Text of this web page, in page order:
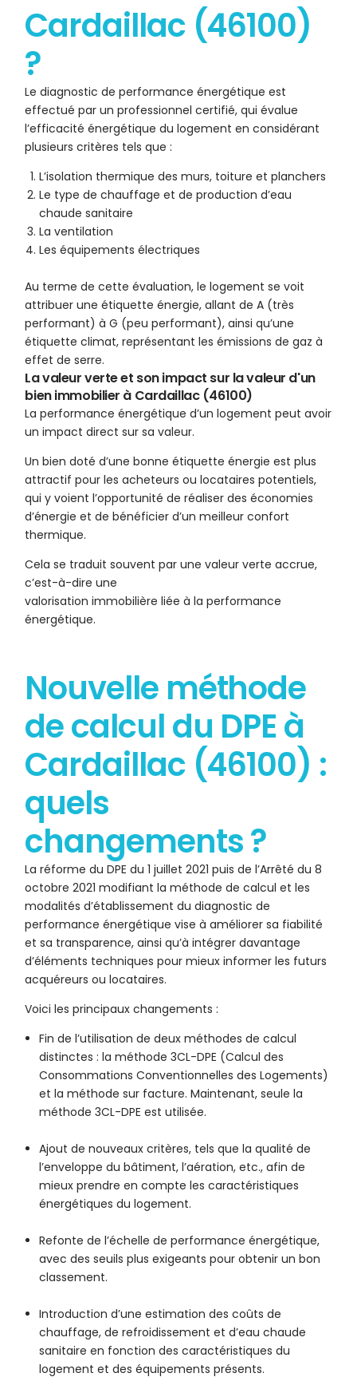
Cardaillac (46100)
?
Le diagnostic de performance énergétique est
effectué par un professionnel certifié, qui évalue
l’efficacité énergétique du logement en considérant
plusieurs critères tels que :
L’isolation thermique des murs, toiture et planchers
Le type de chauffage et de production d’eau
chaude sanitaire
La ventilation
Les équipements électriques
Au terme de cette évaluation, le logement se voit
attribuer une étiquette énergie, allant de A (très
performant) à G (peu performant), ainsi qu’une
étiquette climat, représentant les émissions de gaz à
effet de serre.
La valeur verte et son impact sur la valeur d'un
bien immobilier à Cardaillac (46100)
La performance énergétique d’un logement peut avoir
un impact direct sur sa valeur.
Un bien doté d’une bonne étiquette énergie est plus
attractif pour les acheteurs ou locataires potentiels,
qui y voient l’opportunité de réaliser des économies
d’énergie et de bénéficier d’un meilleur confort
thermique.
Cela se traduit souvent par une valeur verte accrue,
c’est-à-dire une
valorisation immobilière liée à la performance
énergétique.
Nouvelle méthode
de calcul du DPE à
Cardaillac (46100) :
quels
changements ?
La réforme du DPE du 1 juillet 2021 puis de l’Arrêté du 8
octobre 2021 modifiant la méthode de calcul et les
modalités d’établissement du diagnostic de
performance énergétique vise à améliorer sa fiabilité
et sa transparence, ainsi qu’à intégrer davantage
d’éléments techniques pour mieux informer les futurs
acquéreurs ou locataires.
Voici les principaux changements :
Fin de l’utilisation de deux méthodes de calcul
distinctes : la méthode 3CL-DPE (Calcul des
Consommations Conventionnelles des Logements)
et la méthode sur facture. Maintenant, seule la
méthode 3CL-DPE est utilisée.
Ajout de nouveaux critères, tels que la qualité de
l’enveloppe du bâtiment, l’aération, etc., afin de
mieux prendre en compte les caractéristiques
énergétiques du logement.
Refonte de l’échelle de performance énergétique,
avec des seuils plus exigeants pour obtenir un bon
classement.
Introduction d’une estimation des coûts de
chauffage, de refroidissement et d’eau chaude
sanitaire en fonction des caractéristiques du
logement et des équipements présents.